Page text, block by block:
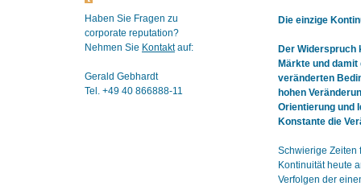
Haben Sie Fragen zu
corporate reputation?
Nehmen Sie Kontaktauf:
Gerald Gebhardt
Tel. +49 40 866888-11
Die einzige
Der Widerspruch
Märkte und
veränderten
hohen
Orientierung und
Konstante die
Schwierige Zeiten
Kontinuität heute
Verfolgen der